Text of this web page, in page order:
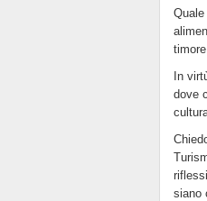
In
dove
siano